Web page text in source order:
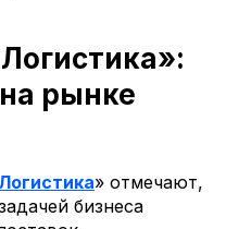
рынке
» отмечают,
бизнеса